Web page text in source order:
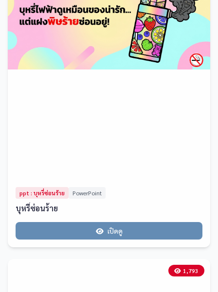
ppt : บุหรี่ซ่อนร้าย PowerPoint
บุหรี่ซ่อนร้าย
เปิดดู
1,793